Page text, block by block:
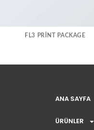
FL3 PRINT PACKAGE
ANA SAYFA
ÜRÜNLER